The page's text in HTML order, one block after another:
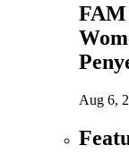
Aug 6,